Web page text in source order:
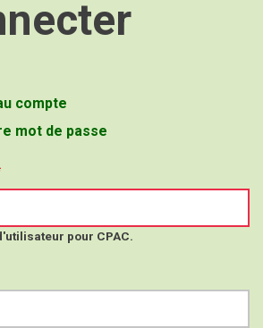
compte
mot de passe
pour CPAC.